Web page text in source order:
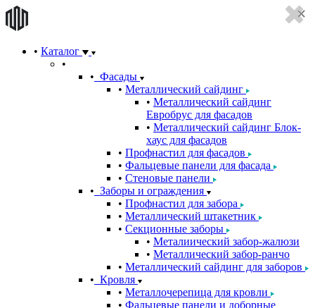
Каталог
Фасады
Металлический сайдинг
Металлический сайдинг
Евробрус для фасадов
Металлический сайдинг Блок-
хаус для фасадов
Профнастил для фасадов
Фальцевые панели для фасада
Стеновые панели
Заборы и ограждения
Профнастил для забора
Металлический штакетник
Секционные заборы
Металиический забор-жалюзи
Металлический забор-ранчо
Металлический сайдинг для заборов
Кровля
Металлочерепица для кровли
Фальцевые панели и доборные